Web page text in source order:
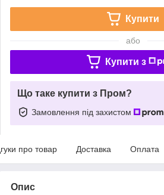
Купити
або
Купити з
Що таке купити з Пром?
Замовлення під захистом
про товар Доставка Оплата
Опис